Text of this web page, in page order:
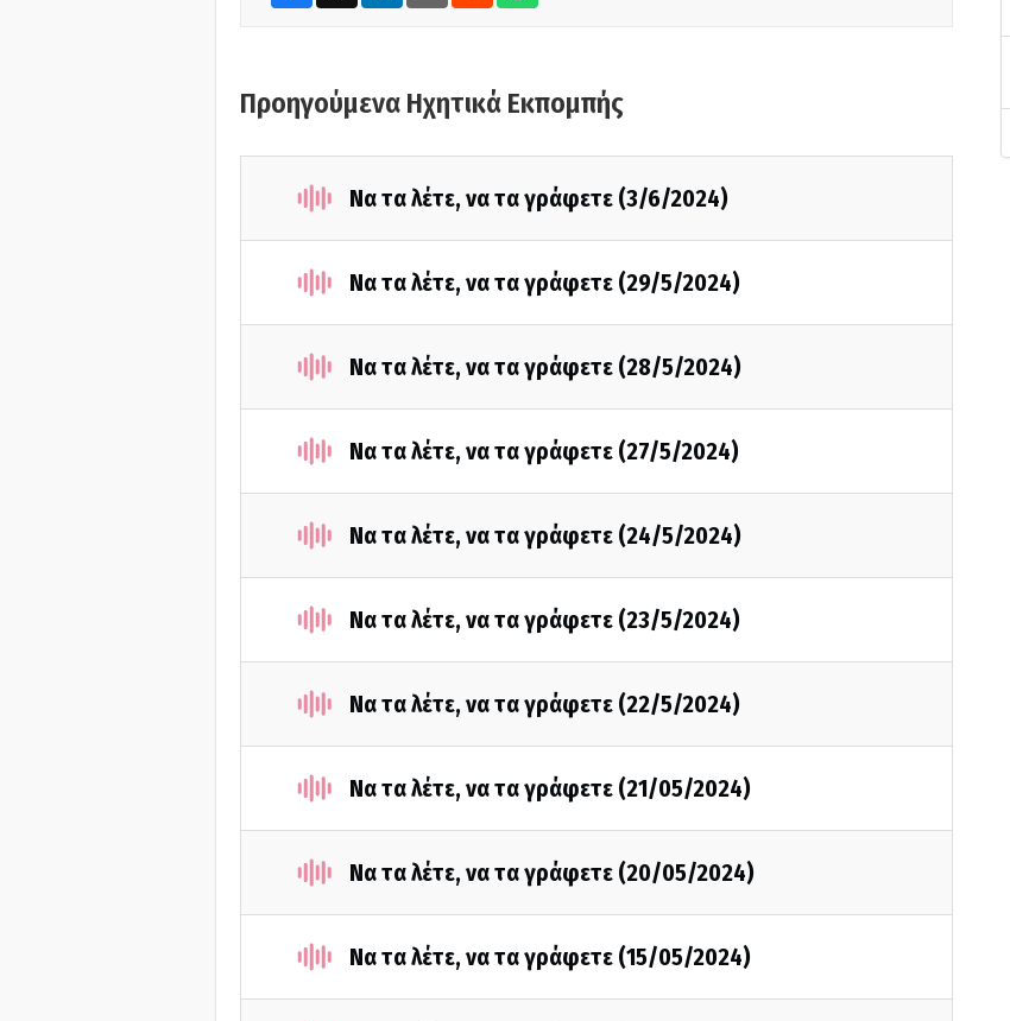
Προηγούμενα Ηχητικά Εκπομπής
Να τα λέτε, να τα γράφετε (3/6/2024)
Να τα λέτε, να τα γράφετε (29/5/2024)
Να τα λέτε, να τα γράφετε (28/5/2024)
Να τα λέτε, να τα γράφετε (27/5/2024)
Να τα λέτε, να τα γράφετε (24/5/2024)
Να τα λέτε, να τα γράφετε (23/5/2024)
Να τα λέτε, να τα γράφετε (22/5/2024)
Να τα λέτε, να τα γράφετε (21/05/2024)
Να τα λέτε, να τα γράφετε (20/05/2024)
Να τα λέτε, να τα γράφετε (15/05/2024)